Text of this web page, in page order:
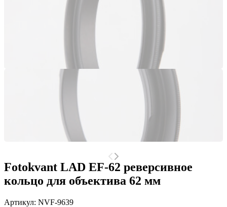
Fotokvant LAD EF-62 реверсивное
кольцо для объектива 62 мм
Артикул: NVF-9639